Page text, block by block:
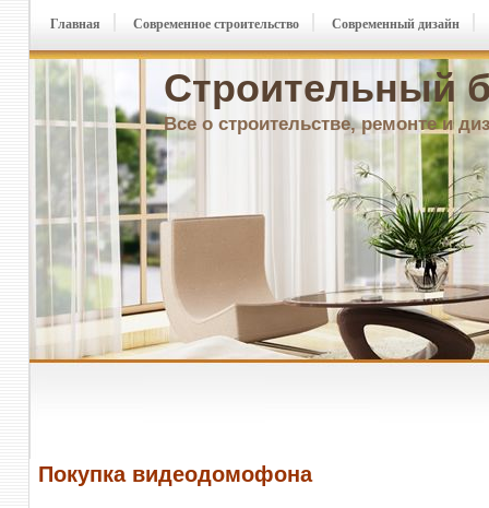
Строительный
Все о строительстве, ремонте и
Главная Современное строительство Современный дизайн
Покупка видеодомофона